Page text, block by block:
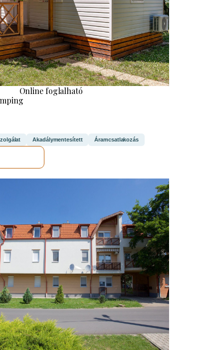
Online foglalható
Akadálymentesített Áramcsatlakozás